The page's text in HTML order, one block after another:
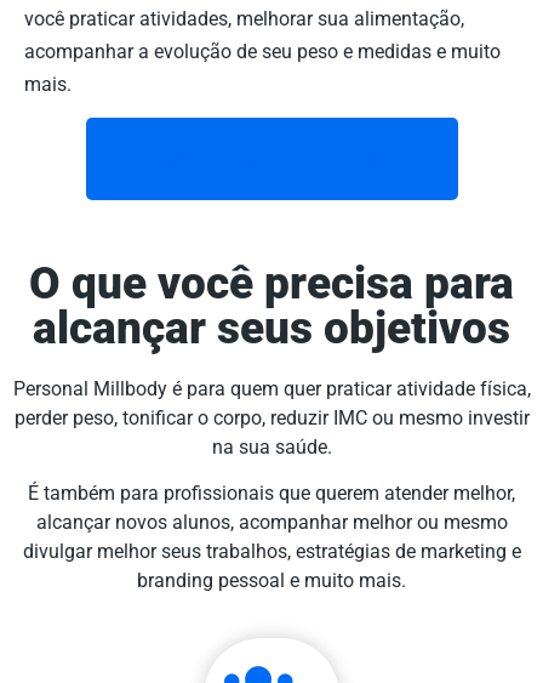
você praticar atividades, melhorar sua alimentação,
acompanhar a evolução de seu peso e medidas e muito
mais.
O que você precisa para
alcançar seus objetivos
Personal Millbody é para quem quer praticar atividade física,
perder peso, tonificar o corpo, reduzir IMC ou mesmo investir
na sua saúde.
É também para profissionais que querem atender melhor,
alcançar novos alunos, acompanhar melhor ou mesmo
divulgar melhor seus trabalhos, estratégias de marketing e
branding pessoal e muito mais.